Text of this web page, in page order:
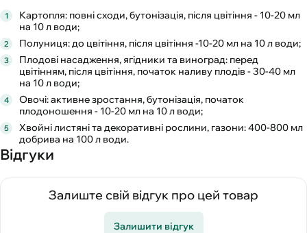
Картопля: повні сходи, бутонізація, після цвітіння - 10-20 мл
на 10 л води;
Полуниця: до цвітіння, після цвітіння -10-20 мл на 10 л води;
Плодові насадження, ягідники та виноград: перед
цвітінням, після цвітіння, початок наливу плодів - 30-40 мл
на 10 л води;
Овочі: активне зростання, бутонізація, початок
плодоношення - 10-20 мл на 10 л води;
Хвойні листяні та декоративні рослини, газони: 400-800 мл
добрива на 100 л води.
Відгуки
Залиште свій відгук про цей товар
Залишити відгук